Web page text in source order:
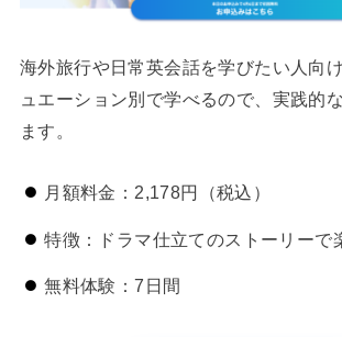
海外旅行や日常英会話を学びたい人向
ュエーション別で学べるので、実践的
ます。
月額料金：2,178円（税込）
特徴：ドラマ仕立てのストーリーで
無料体験：7日間